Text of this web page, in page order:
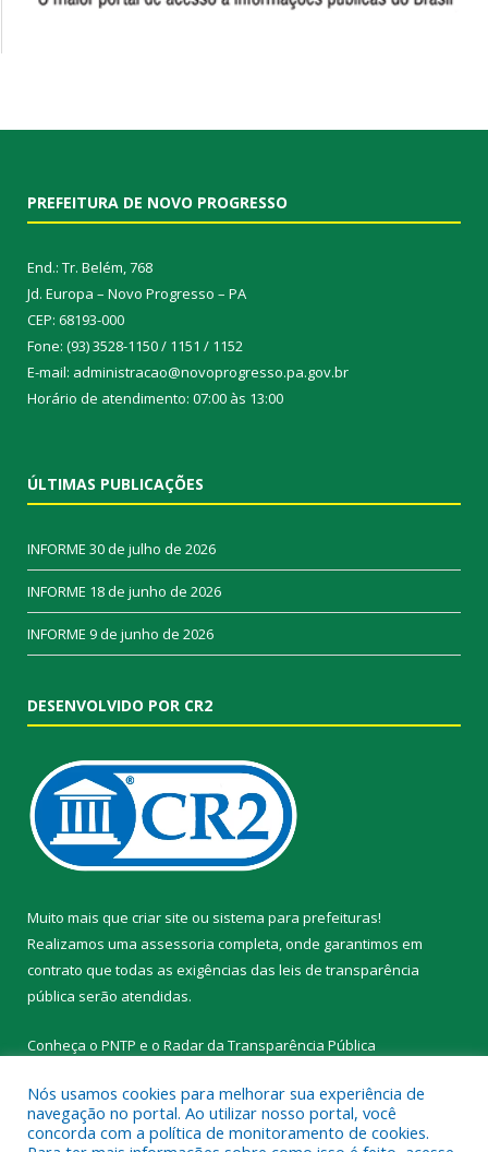
PREFEITURA DE NOVO PROGRESSO
End.: Tr. Belém, 768
Jd. Europa – Novo Progresso – PA
CEP: 68193-000
Fone: (93) 3528-1150 / 1151 / 1152
E-mail: administracao@novoprogresso.pa.gov.br
Horário de atendimento: 07:00 às 13:00
ÚLTIMAS PUBLICAÇÕES
INFORME 30 de julho de 2026
INFORME 18 de junho de 2026
INFORME 9 de junho de 2026
DESENVOLVIDO POR CR2
Muito mais que criar site ou sistema para prefeituras!
Realizamos uma assessoria completa, onde garantimos em
contrato que todas as exigências das leis de transparência
pública serão atendidas.
Conheça o PNTP e o Radar da Transparência Pública
Nós usamos cookies para melhorar sua experiência de
navegação no portal. Ao utilizar nosso portal, você
concorda com a política de monitoramento de cookies.